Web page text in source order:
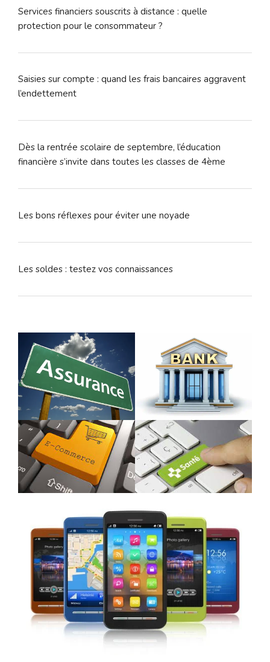
Services financiers souscrits à distance : quelle
protection pour le consommateur ?
Saisies sur compte : quand les frais bancaires aggravent
l’endettement
Dès la rentrée scolaire de septembre, l’éducation
financière s’invite dans toutes les classes de 4ème
Les bons réflexes pour éviter une noyade
Les soldes : testez vos connaissances